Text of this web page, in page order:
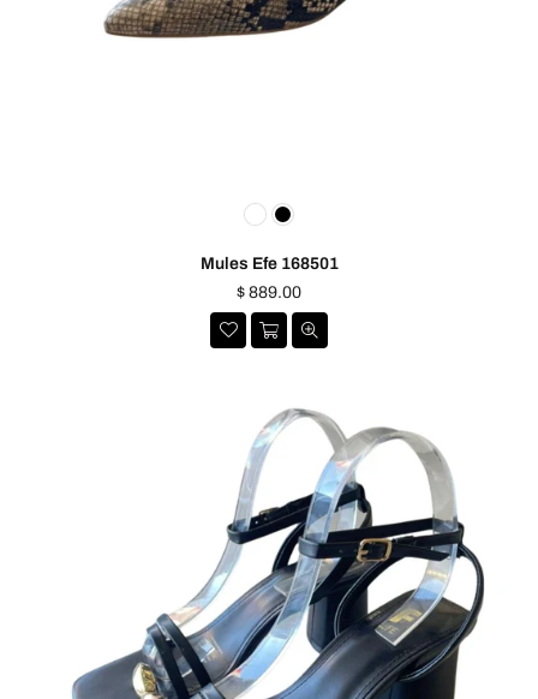
Mules Efe 168501
Precio
habitual
$ 889.00